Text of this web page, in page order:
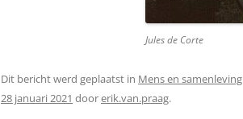
Jules de Corte
Dit bericht werd geplaatst in Mens en samenleving
28 januari 2021 doorerik.van.praag.